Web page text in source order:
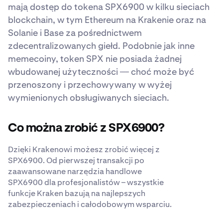
mają dostęp do tokena SPX6900 w kilku sieciach
blockchain, w tym Ethereum na Krakenie oraz na
Solanie i Base za pośrednictwem
zdecentralizowanych giełd. Podobnie jak inne
memecoiny, token SPX nie posiada żadnej
wbudowanej użyteczności — choć może być
przenoszony i przechowywany w wyżej
wymienionych obsługiwanych sieciach.
Co można zrobić z SPX6900?
Dzięki Krakenowi możesz zrobić więcej z
SPX6900. Od pierwszej transakcji po
zaawansowane narzędzia handlowe
SPX6900 dla profesjonalistów – wszystkie
funkcje Kraken bazują na najlepszych
zabezpieczeniach i całodobowym wsparciu.